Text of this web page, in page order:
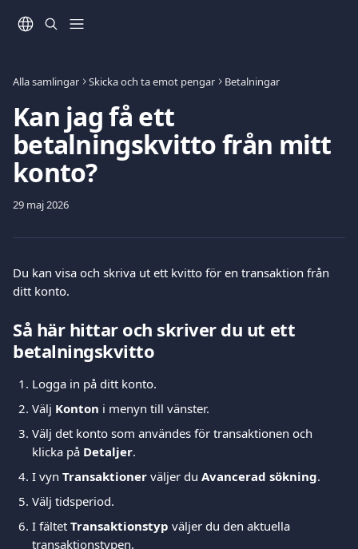
Alla samlingar Skicka och ta emot pengar Betalningar
Kan jag få ett
betalningskvitto från mitt
konto?
29 maj 2026
Du kan visa och skriva ut ett kvitto för en transaktion från
ditt konto.
Så här hittar och skriver du ut ett
betalningskvitto
Logga in på ditt konto.
Välj Konton i menyn till vänster.
Välj det konto som användes för transaktionen och
klicka på Detaljer.
I vyn Transaktioner väljer du Avancerad sökning.
Välj tidsperiod.
I fältet Transaktionstyp väljer du den aktuella
transaktionstypen.